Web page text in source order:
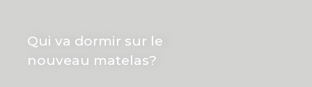
Qui va dormir sur le
nouveau matelas?